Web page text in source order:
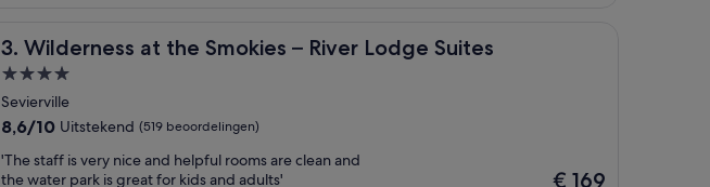
t
e
e
n
e
n
l
e
n
j
y
e
3. Wilderness at the Smokies – River Lodge Suites
Wilderness at the Smokies – River Lodge Suites
4.0-
sterrenaccommodatie
Sevierville
8.6
10,
Uitstekend,
8,6/10 Uitstekend (519 beoordelingen)
'
T
'The staff is very nice and helpful rooms are clean and
the water park is great for kids and adults'
De
€ 169